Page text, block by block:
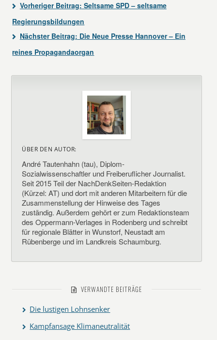
Vorheriger Beitrag: Seltsame SPD – seltsame
Regierungsbildungen
Nächster Beitrag: Die Neue Presse Hannover – Ein
reines Propagandaorgan
ÜBER DEN AUTOR:
André Tautenhahn (tau), Diplom-
Sozialwissenschaftler und Freiberuflicher Journalist.
Seit 2015 Teil der NachDenkSeiten-Redaktion
(Kürzel: AT) und dort mit anderen Mitarbeitern für die
Zusammenstellung der Hinweise des Tages
zuständig. Außerdem gehört er zum Redaktionsteam
des Oppermann-Verlages in Rodenberg und schreibt
für regionale Blätter in Wunstorf, Neustadt am
Rübenberge und im Landkreis Schaumburg.
VERWANDTE BEITRÄGE
Die lustigen Lohnsenker
Kampfansage Klimaneutralität